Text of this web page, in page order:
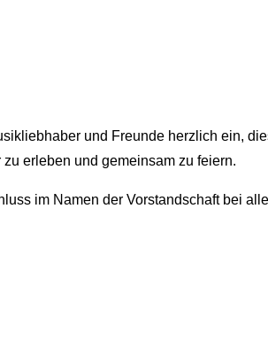
und Freunde herzlich ein,
erleben und gemeinsam zu feiern.
im Namen der Vorstandschaft bei